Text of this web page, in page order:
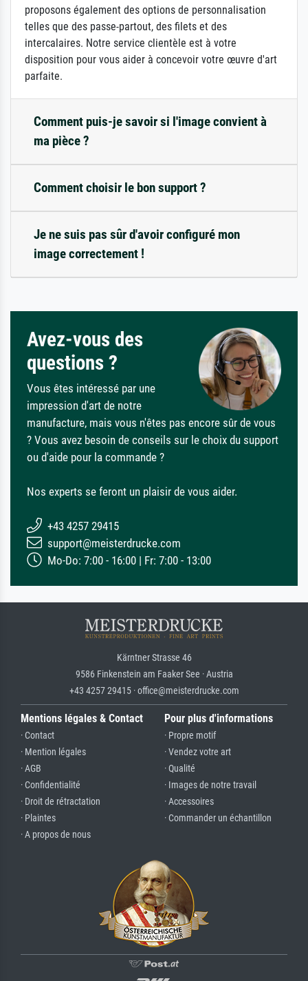
proposons également des options de personnalisation
telles que des passe-partout, des filets et des
intercalaires. Notre service clientèle est à votre
disposition pour vous aider à concevoir votre œuvre d'art
parfaite.
Comment puis-je savoir si l'image convient à
ma pièce ?
Comment choisir le bon support ?
Je ne suis pas sûr d'avoir configuré mon
image correctement !
Avez-vous des
questions ?
Vous êtes intéressé par une
impression d'art de notre
manufacture, mais vous n'êtes pas encore sûr de vous
? Vous avez besoin de conseils sur le choix du support
ou d'aide pour la commande ?
Nos experts se feront un plaisir de vous aider.
+43 4257 29415
support@meisterdrucke.com
Mo-Do: 7:00 - 16:00 | Fr: 7:00 - 13:00
Kärntner Strasse 46
9586 Finkenstein am Faaker See · Austria
+43 4257 29415 · office@meisterdrucke.com
Mentions légales & Contact
· Contact
· Mention légales
· AGB
· Confidentialité
· Droit de rétractation
· Plaintes
· A propos de nous
Pour plus d'informations
· Propre motif
· Vendez votre art
· Qualité
· Images de notre travail
· Accessoires
· Commander un échantillon